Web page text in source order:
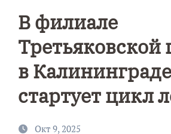
В филиале
Третьяковской
в Калининграде
стартует цикл
Окт 9, 2025